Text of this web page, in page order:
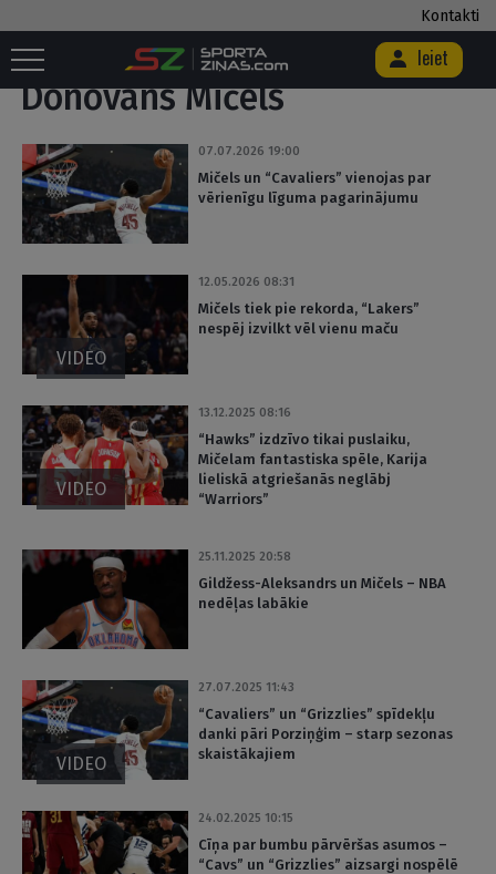
Kontakti
Ieiet
Sākums Birka "Donovans Mičels"
Donovans Mičels
07.07.2026 19:00
Mičels un “Cavaliers” vienojas par
vērienīgu līguma pagarinājumu
VIDEO
12.05.2026 08:31
Mičels tiek pie rekorda, “Lakers”
nespēj izvilkt vēl vienu maču
VIDEO
13.12.2025 08:16
“Hawks” izdzīvo tikai puslaiku,
Mičelam fantastiska spēle, Karija
lieliskā atgriešanās neglābj
“Warriors”
25.11.2025 20:58
Gildžess-Aleksandrs un Mičels – NBA
nedēļas labākie
VIDEO
27.07.2025 11:43
“Cavaliers” un “Grizzlies” spīdekļu
danki pāri Porziņģim – starp sezonas
skaistākajiem
24.02.2025 10:15
Cīņa par bumbu pārvēršas asumos –
“Cavs” un “Grizzlies” aizsargi nospēlē